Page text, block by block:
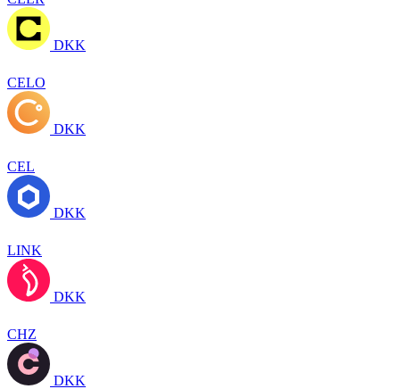
DKK
CELO
DKK
CEL
DKK
LINK
DKK
CHZ
DKK